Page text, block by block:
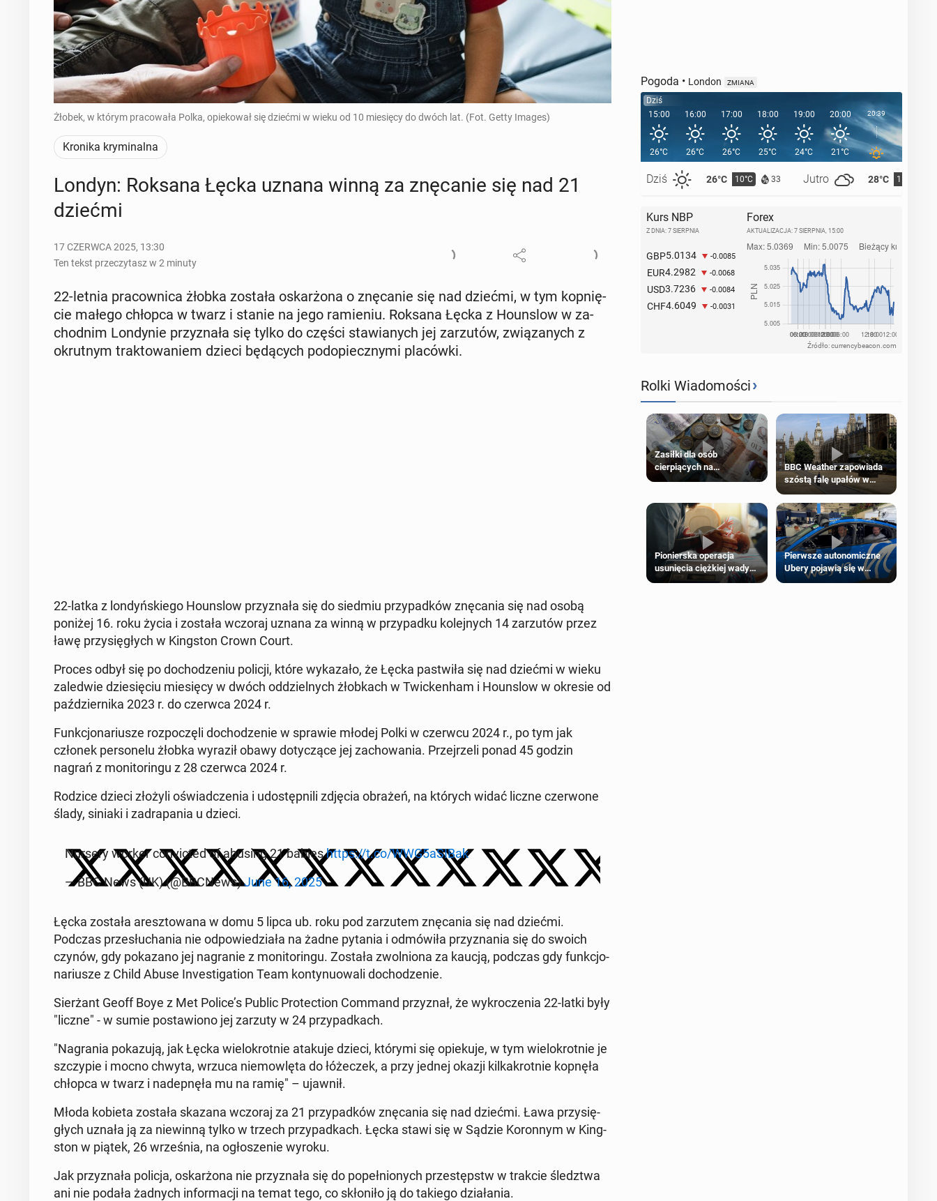
Żłobek, w którym pracowała Polka, opiekował się dziećmi w wieku od 10 miesięcy do dwóch lat. (Fot. Getty Images)
Kronika kryminalna
Londyn: Roksana Łęcka uznana winną za znę­ca­nie się nad 21
dziećmi
17 CZERWCA 2025, 13:30
Ten tekst przeczytasz w 2 minuty
22-letnia pra­cow­ni­ca żłobka została oskar­żo­na o znę­ca­nie się nad dziećmi, w tym kop­nię­
cie małego chłopca w twarz i stanie na jego ra­mie­niu. Roksana Łęcka z Ho­un­slow w za­
chod­nim Lon­dy­nie przy­zna­ła się tylko do części sta­wia­nych jej za­rzu­tów, zwią­za­nych z
okrut­nym trak­to­wa­niem dzieci bę­dą­cych pod­opiecz­ny­mi pla­ców­ki.
22-latka z lon­dyń­skie­go Ho­un­slow przy­zna­ła się do siedmiu przy­pad­ków znę­ca­nia się nad osobą
poniżej 16. roku życia i została wczoraj uznana za winną w przy­pad­ku ko­lej­nych 14 za­rzu­tów przez
ławę przy­się­głych w King­ston Crown Court.
Proces odbył się po do­cho­dze­niu policji, które wy­ka­za­ło, że Łęcka pa­stwi­ła się nad dziećmi w wieku
za­le­d­wie dzie­się­ciu mie­się­cy w dwóch od­dziel­nych żłob­kach w Twic­ken­ham i Ho­un­slow w okresie od
paź­dzier­ni­ka 2023 r. do czerwca 2024 r.
Funk­cjo­na­riu­sze roz­po­czę­li do­cho­dze­nie w sprawie młodej Polki w czerwcu 2024 r., po tym jak
członek per­so­ne­lu żłobka wyraził obawy do­ty­czą­ce jej za­cho­wa­nia. Przej­rze­li ponad 45 godzin
nagrań z mo­ni­to­rin­gu z 28 czerwca 2024 r.
Rodzice dzieci złożyli oświad­cze­nia i udo­stęp­ni­li zdjęcia obrażeń, na których widać liczne czer­wo­ne
ślady, siniaki i za­dra­pa­nia u dzieci.
Nursery worker co­nvic­ted of abusing 21 babieshttps://t.co/WWG5aSIBak
— BBC News (UK) (@BBCNews)June 16, 2025
Łęcka została aresz­to­wa­na w domu 5 lipca ub. roku pod za­rzu­tem znę­ca­nia się nad dziećmi.
Podczas prze­słu­cha­nia nie od­po­wie­dzia­ła na żadne pytania i od­mó­wi­ła przy­zna­nia się do swoich
czynów, gdy po­ka­za­no jej na­gra­nie z mo­ni­to­rin­gu. Została zwol­nio­na za kaucją, podczas gdy funk­cjo­
na­riu­sze z Child Abuse In­ve­sti­ga­tion Team kon­ty­nu­owa­li do­cho­dze­nie.
Sier­żant Geoff Boye z Met Police’s Public Pro­tec­tion Command przy­znał, że wy­kro­cze­nia 22-latki były
"liczne" - w sumie po­sta­wio­no jej zarzuty w 24 przy­pad­kach.
"Na­gra­nia po­ka­zu­ją, jak Łęcka wie­lo­krot­nie atakuje dzieci, którymi się opie­ku­je, w tym wie­lo­krot­nie je
szczy­pie i mocno chwyta, wrzuca nie­mow­lę­ta do łó­że­czek, a przy jednej okazji kil­ka­krot­nie kopnęła
chłopca w twarz i na­dep­nę­ła mu na ramię" – ujawnił.
Młoda kobieta została skazana wczoraj za 21 przy­pad­ków znę­ca­nia się nad dziećmi. Ława przy­się­
głych uznała ją za nie­win­ną tylko w trzech przy­pad­kach. Łęcka stawi się w Sądzie Ko­ron­nym w King­
ston w piątek, 26 wrze­śnia, na ogło­sze­nie wyroku.
Jak przy­zna­ła policja, oskar­żo­na nie przy­zna­ła się do po­peł­nio­nych prze­stępstw w trakcie śledz­twa
ani nie podała żadnych in­for­ma­cji na temat tego, co skło­ni­ło ją do takiego dzia­ła­nia.
Pogoda • London ZMIANA
Dziś
15:00
26°C
Dziś 26°C 10°C 33 Jutro 28°C 11°C
16:00
26°C
17:00
26°C
18:00
25°C
19:00
24°C
20:00
21°C
20:39 21:00
Kurs NBP
Z DNIA: 7 SIERPNIA
GBP5.0134 -0.0085
EUR4.2982 -0.0068
USD3.7236 -0.0084
CHF4.6049 -0.0031
Forex
AKTUALIZACJA: 7 SIERPNIA, 15:00
Źródło: currencybeacon.com
Rolki Wiadomości›
Zasiłki dla osób
cierpiących na
schorzenia psychiczne
BBC Weather zapowiada
szóstą falę upałów w
Pionierska operacja
usunięcia ciężkiej wady
wrodzonej płodu w łonie
Pierwsze autonomiczne
Ubery pojawią się w
Londynie jeszcze tego